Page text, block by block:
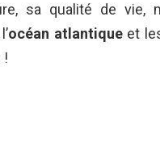
sa qualité de vie,
océan atlantiqueet
!